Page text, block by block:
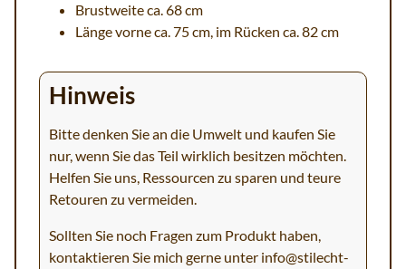
Brustweite ca. 68 cm
Länge vorne ca. 75 cm, im Rücken ca. 82 cm
Hinweis
Bitte denken Sie an die Umwelt und kaufen Sie
nur, wenn Sie das Teil wirklich besitzen möchten.
Helfen Sie uns, Ressourcen zu sparen und teure
Retouren zu vermeiden.
Sollten Sie noch Fragen zum Produkt haben,
kontaktieren Sie mich gerne unter info@stilecht-